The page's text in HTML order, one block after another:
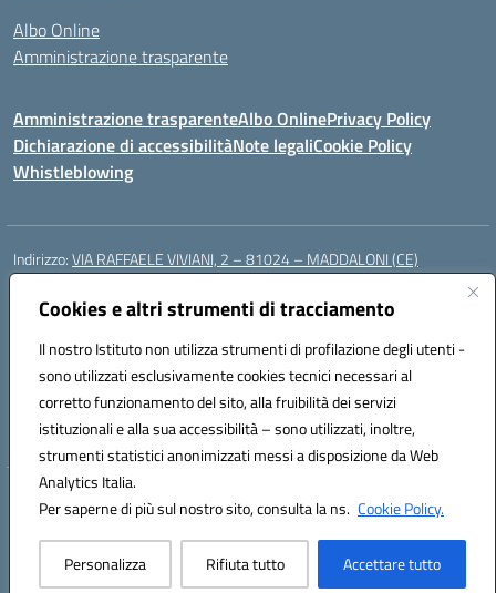
Cookies e altri strumenti di tracciamento
Il nostro Istituto non utilizza strumenti di profilazione degli utenti -
sono utilizzati esclusivamente cookies tecnici necessari al
corretto funzionamento del sito, alla fruibilità dei servizi
istituzionali e alla sua accessibilità – sono utilizzati, inoltre,
strumenti statistici anonimizzati messi a disposizione da Web
Analytics Italia.
Per saperne di più sul nostro sito, consulta la ns. Cookie Policy.
Personalizza Rifiuta tutto Accettare tutto
Albo Online
Amministrazione trasparente
Amministrazione trasparenteAlbo OnlinePrivacy Policy
Dichiarazione di accessibilitàNote legaliCookie Policy
Whistleblowing
Indirizzo:VIA RAFFAELE VIVIANI, 2 – 81024 – MADDALONI (CE)
Centralino:
Posta elettronica certificata (PEC):ceic8av00r@pec.istruzione.it
Codice fiscale: 93086020612
Codice meccanografico:CEIC8AV00R
Codice Indice delle Pubbliche Amministrazioni (IPA): icamm
Codice unico di fatturazione (CUF): UF8WE6
Hosting & Powered by 3D Solution S.r.l.
Concept & Design by Designers Italia